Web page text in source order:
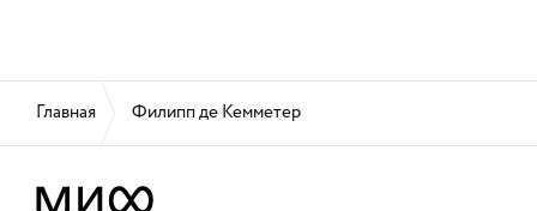
Главная Филипп де Кемметер